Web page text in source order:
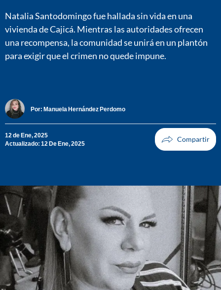
Natalia Santodomingo fue hallada sin vida en una
vivienda de Cajicá. Mientras las autoridades ofrecen
una recompensa, la comunidad se unirá en un plantón
para exigir que el crimen no quede impune.
Por: Manuela Hernández Perdomo
12 de Ene, 2025
Actualizado: 12 De Ene, 2025